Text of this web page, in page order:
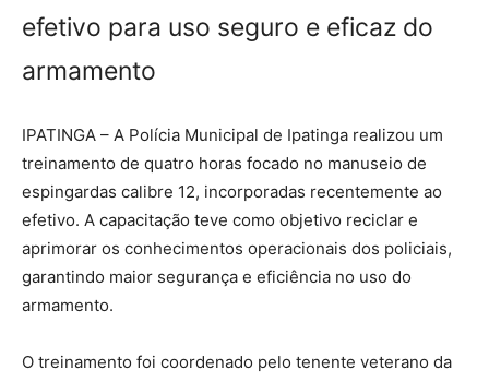
efetivo para uso seguro e eficaz do
armamento
IPATINGA – A Polícia Municipal de Ipatinga realizou um
treinamento de quatro horas focado no manuseio de
espingardas calibre 12, incorporadas recentemente ao
efetivo. A capacitação teve como objetivo reciclar e
aprimorar os conhecimentos operacionais dos policiais,
garantindo maior segurança e eficiência no uso do
armamento.
O treinamento foi coordenado pelo tenente veterano da